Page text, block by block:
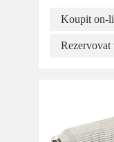
Koupit on-
Rezervovat